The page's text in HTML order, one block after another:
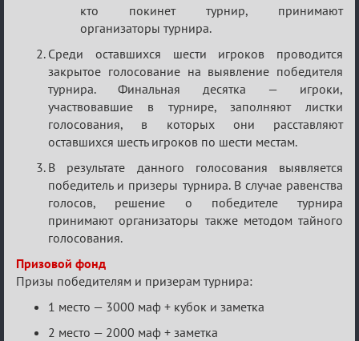
кто покинет турнир, принимают
организаторы турнира.
Среди оставшихся шести игроков проводится
закрытое голосование на выявление победителя
турнира. Финальная десятка — игроки,
участвовавшие в турнире, заполняют листки
голосования, в которых они расставляют
оставшихся шесть игроков по шести местам.
В результате данного голосования выявляется
победитель и призеры турнира. В случае равенства
голосов, решение о победителе турнира
принимают организаторы также методом тайного
голосования.
Призовой фонд
Призы победителям и призерам турнира:
1 место — 3000 маф + кубок и заметка
2 место — 2000 маф + заметка